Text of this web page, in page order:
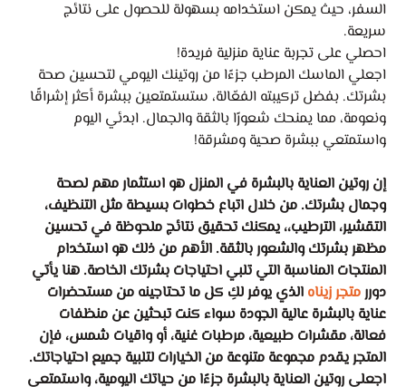
السفر، حيث يمكن استخدامه بسهولة للحصول على نتائج
سريعة.
احصلي على تجربة عناية منزلية فريدة!
اجعلي الماسك المرطب جزءًا من روتينك اليومي لتحسين صحة
بشرتك. بفضل تركيبته الفعّالة، ستستمتعين ببشرة أكثر إشراقًا
ونعومة، مما يمنحك شعورًا بالثقة والجمال. ابدئي اليوم
واستمتعي ببشرة صحية ومشرقة!
إن روتين العناية بالبشرة في المنزل هو استثمار مهم لصحة
وجمال بشرتك. من خلال اتباع خطوات بسيطة مثل التنظيف،
التقشير، الترطيب،، يمكنك تحقيق نتائج ملحوظة في تحسين
مظهر بشرتك والشعور بالثقة. الأهم من ذلك هو استخدام
المنتجات المناسبة التي تلبي احتياجات بشرتك الخاصة. هنا يأتي
دوررمتجر زيناه الذي يوفر لكِ كل ما تحتاجينه من مستحضرات
عناية بالبشرة عالية الجودة سواء كنت تبحثين عن منظفات
فعالة، مقشرات طبيعية، مرطبات غنية، أو واقيات شمس، فإن
المتجر يقدم مجموعة متنوعة من الخيارات لتلبية جميع احتياجاتك.
اجعلي روتين العناية بالبشرة جزءًا من حياتك اليومية، واستمتعي